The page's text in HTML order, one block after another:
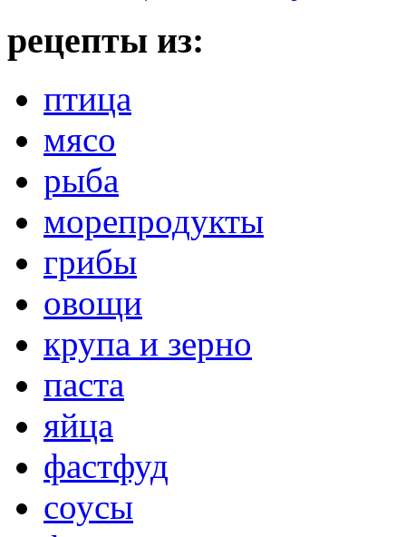
рецепты из:
птица
мясо
рыба
морепродукты
грибы
овощи
крупа и зерно
паста
яйца
фастфуд
соусы